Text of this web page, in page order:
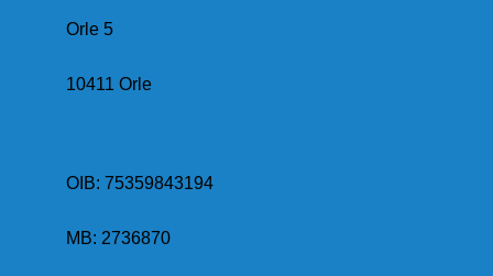
Orle 5
10411 Orle
OIB: 75359843194
MB: 2736870